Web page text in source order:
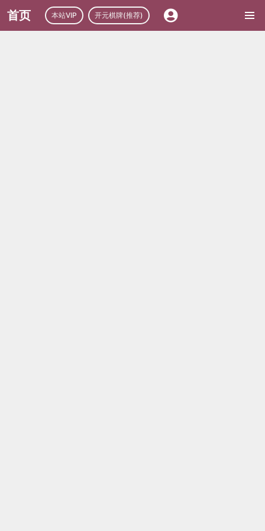
首页 本站VIP 开元棋牌(推荐)